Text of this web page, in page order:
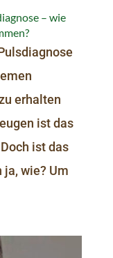
– wie
erhalten
ist das
ist das
ja, wie? Um